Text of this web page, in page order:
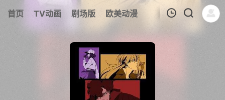
首页 TV动画 剧场版 欧美动漫